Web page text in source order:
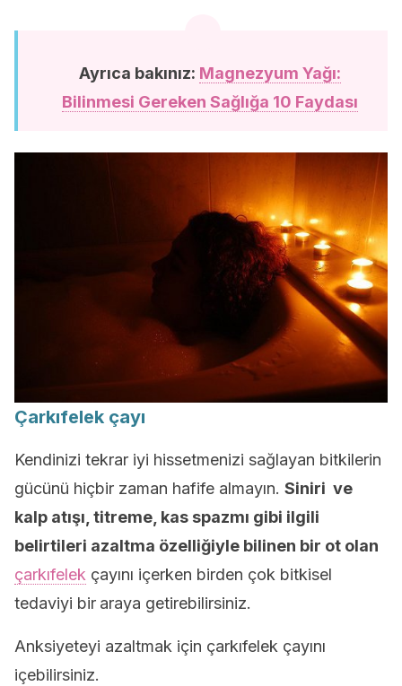
Ayrıca bakınız: Magnezyum Yağı:
Bilinmesi Gereken Sağlığa 10 Faydası
Çarkıfelek çayı
Kendinizi tekrar iyi hissetmenizi sağlayan bitkilerin
gücünü hiçbir zaman hafife almayın. Siniri ve
kalp atışı, titreme, kas spazmı gibi ilgili
belirtileri azaltma özelliğiyle bilinen bir ot olan
çarkıfelek çayını içerken birden çok bitkisel
tedaviyi bir araya getirebilirsiniz.
Anksiyeteyi azaltmak için çarkıfelek çayını
içebilirsiniz.